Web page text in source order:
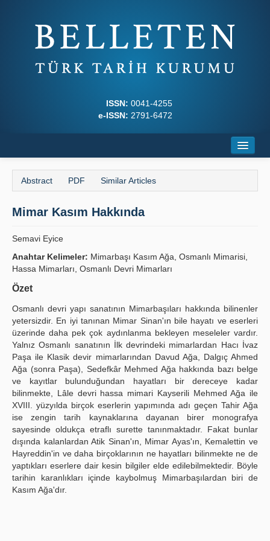
ISSN: 0041-4255
e-ISSN: 2791-6472
About
Journal Boards
Writing Rules
Principles
Publication Policies
Guidelines
Contact Us
Abstract PDF Similar Articles
Mimar Kasım Hakkında
Semavi Eyice
Anahtar Kelimeler: Mimarbaşı Kasım Ağa, Osmanlı Mimarisi,
Hassa Mimarları, Osmanlı Devri Mimarları
Özet
Osmanlı devri yapı sanatının Mimarbaşıları hakkında bilinenler
yetersizdir. En iyi tanınan Mimar Sinan'ın bile hayatı ve eserleri
üzerinde daha pek çok aydınlanma bekleyen meseleler vardır.
Yalnız Osmanlı sanatının İlk devrindeki mimarlardan Hacı İvaz
Paşa ile Klasik devir mimarlarından Davud Ağa, Dalgıç Ahmed
Ağa (sonra Paşa), Sedefkâr Mehmed Ağa hakkında bazı belge
ve kayıtlar bulunduğundan hayatları bir dereceye kadar
bilinmekte, Lâle devri hassa mimari Kayserili Mehmed Ağa ile
XVIII. yüzyılda birçok eserlerin yapımında adı geçen Tahir Ağa
ise zengin tarih kaynaklarına dayanan birer monografya
sayesinde oldukça etraflı surette tanınmaktadır. Fakat bunlar
dışında kalanlardan Atik Sinan'ın, Mimar Ayas'ın, Kemalettin ve
Hayreddin'in ve daha birçoklarının ne hayatları bilinmekte ne de
yaptıkları eserlere dair kesin bilgiler elde edilebilmektedir. Böyle
tarihin karanlıkları içinde kaybolmuş Mimarbaşılardan biri de
Kasım Ağa'dır.